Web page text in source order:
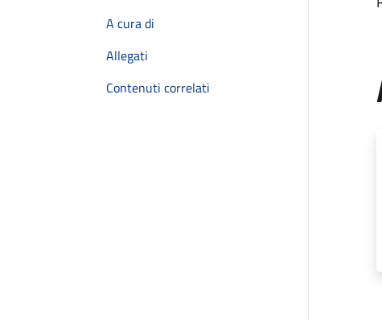
A cura di
Allegati
Contenuti correlati